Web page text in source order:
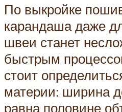
По выкройке
карандаша даже
швеи станет
быстрым
стоит
материи: ширина
равна половине